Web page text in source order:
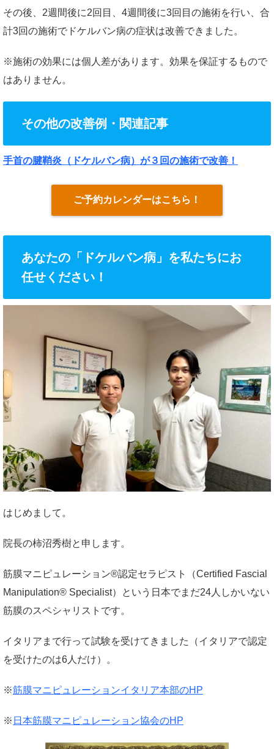
その後、2週間後に2回目、4週間後に3回目の施術を行い、合
計3回の施術でドケルバン病の症状は改善できました。
※施術の効果には個人差があります。効果を保証するもので
はありません。
その他の改善例・関連記事
手首の腱鞘炎（ドケルバン病）が３回の施術で改善！
ご予約カレンダーはこちら！
あなたの「ドケルバン病」を私たちにお
任せください！
はじめまして。
院長の柿沼秀樹と申します。
筋膜マニピュレーション®認定セラピスト（Certified Fascial
Manipulation® Specialist）という日本でまだ24人しかいない
筋膜のスペシャリストです。
イタリアまで行って試験を受けてきました（イタリアで認定
を受けたのは6人だけ）。
※筋膜マニピュレーションイタリア本部のHP
※ 日本筋膜マニピュレーション協会のHP